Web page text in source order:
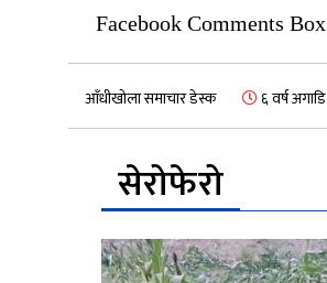
Facebook Comments Box
आँधीखोला समाचार डेस्क ६ वर्ष अगाडि
सेरोफेरो